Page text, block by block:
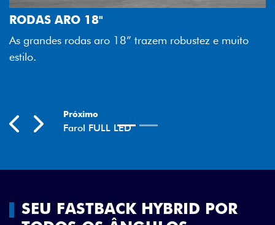
robustez e muito
Tecnologia dos faróis
economia para você.
SEU FASTBACK HYBRID POR